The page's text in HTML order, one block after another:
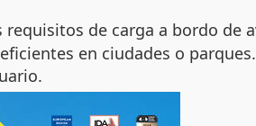
requisitos de carga a bordo de
en ciudades o